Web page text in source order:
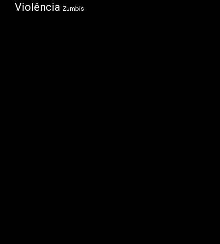
Violência Zumbis